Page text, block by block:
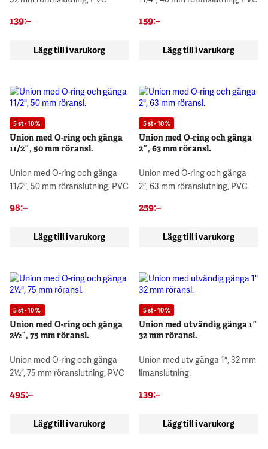
139:–
Lägg till i varukorg
159:–
Lägg till i varukorg
5 st - 10 %
Union med O-ring och gänga
11/2″, 50 mm röransl.
Union med O-ring och gänga
11/2″, 50 mm röranslutning, PVC
98:–
Lägg till i varukorg
5 st - 10 %
Union med O-ring och gänga
2″, 63 mm röransl.
Union med O-ring och gänga
2″, 63 mm röranslutning, PVC
259:–
Lägg till i varukorg
5 st - 10 %
Union med O-ring och gänga
2½”, 75 mm röransl.
Union med O-ring och gänga
2½”, 75 mm röranslutning, PVC
495:–
Lägg till i varukorg
5 st - 10 %
Union med utvändig gänga 1″
32 mm röransl.
Union med utv gänga 1″, 32 mm
limanslutning.
139:–
Lägg till i varukorg